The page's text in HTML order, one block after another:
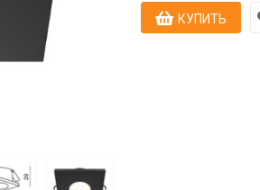
КУПИТЬ